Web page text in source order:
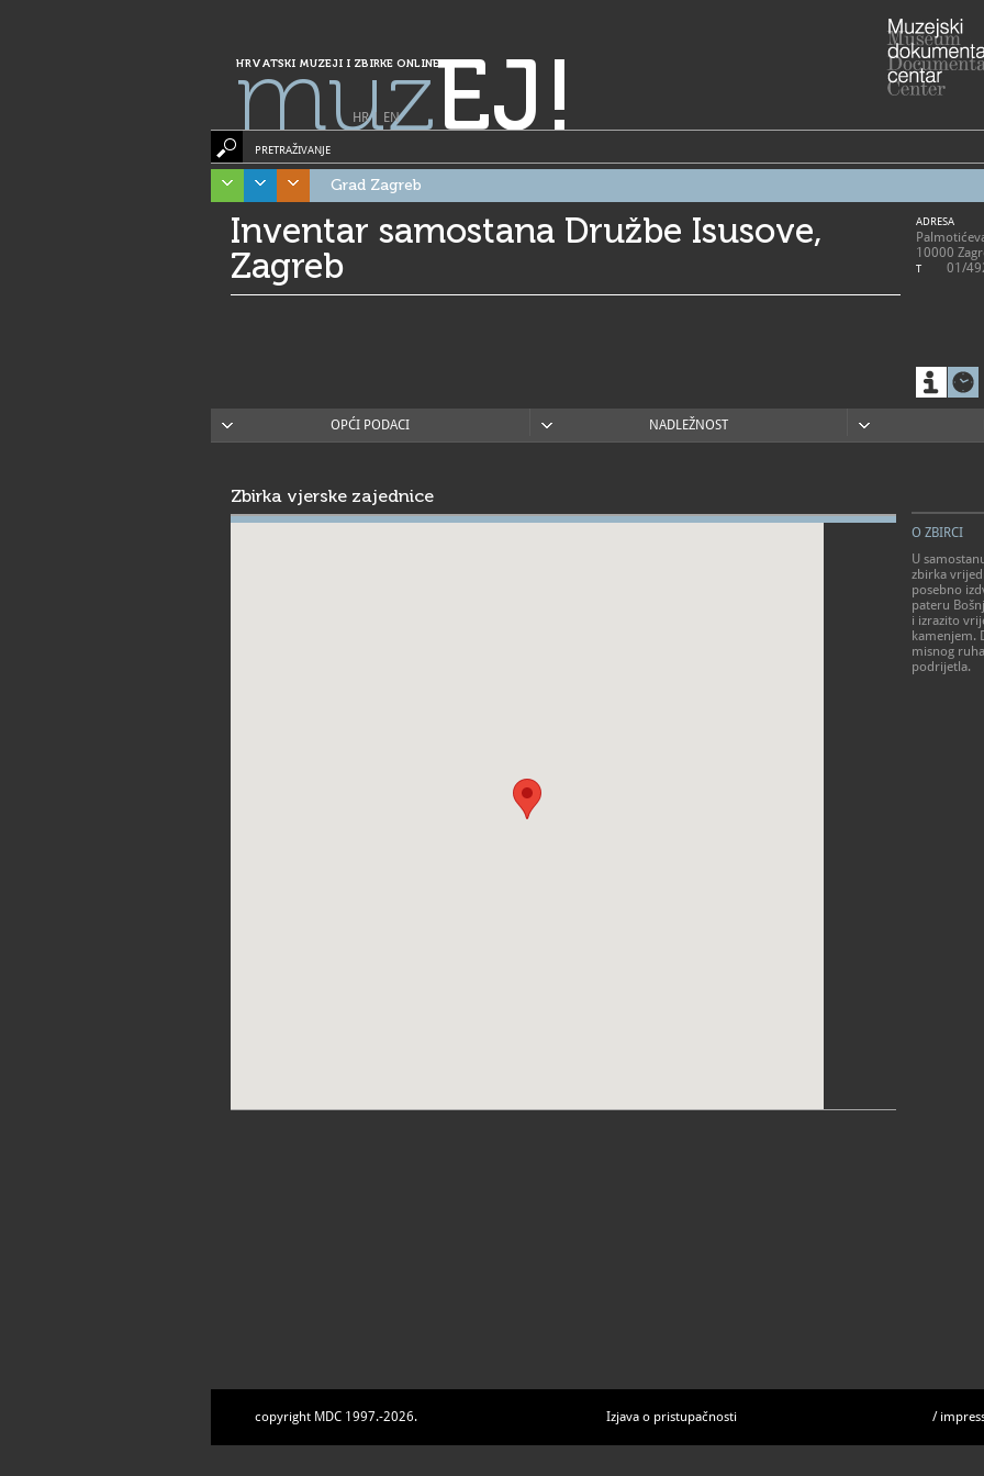
HRVATSKI MUZEJI I ZBIRKE ONLINE
muzEJ!
HR| EN
PRETRAŽIVANJE
Grad Zagreb
Inventar samostana Družbe Isusove,
Zagreb
ADRESA
10000
T 01/
OPĆI PODACI NADLEŽNOST
Zbirka vjerske zajednice
O ZBIRCI
U
zbirka
posebno
pateru
i izrazito
kamenjem.
misnog
podrijetla.
copyright MDC 1997.-2026. Izjava o pristupačnosti /